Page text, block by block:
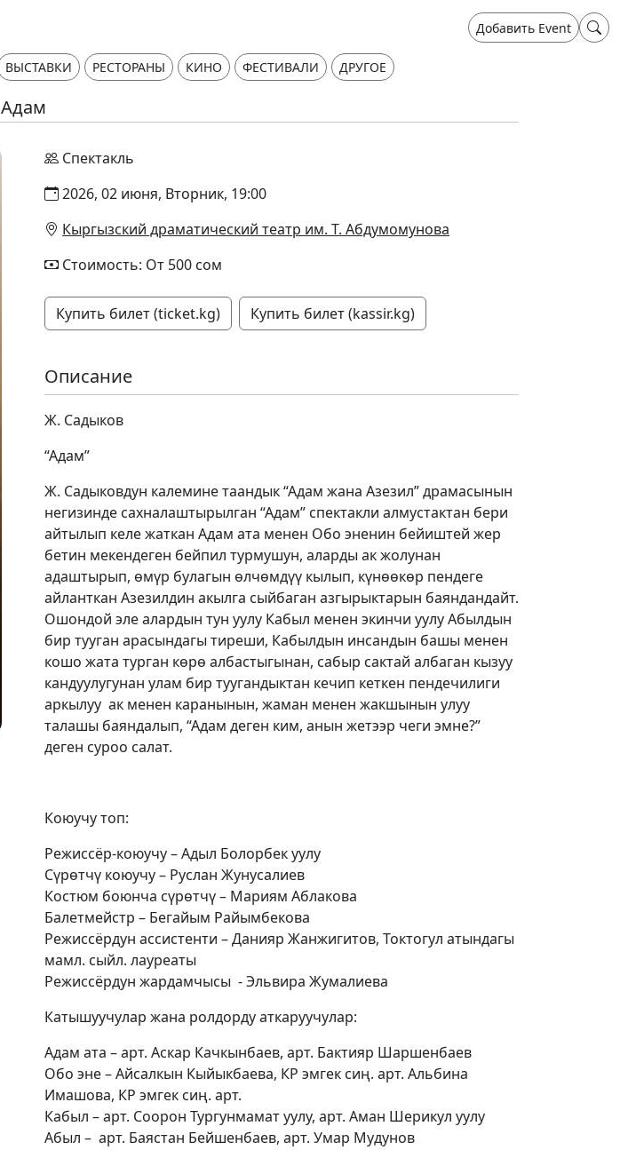
Добавить Event
ВЫСТАВКИ РЕСТОРАНЫ КИНО ФЕСТИВАЛИ ДРУГОЕ
Адам
Спектакль
2026, 02 июня, Вторник, 19:00
Кыргызский драматический театр им. Т. Абдумомунова
Стоимость: От 500 сом
Купить билет (ticket.kg) Купить билет (kassir.kg)
Описание
Ж. Садыков
“Адам”
Ж. Садыковдун калемине таандык “Адам жана Азезил” драмасынын
негизинде сахналаштырылган “Адам” спектакли алмустактан бери
айтылып келе жаткан Адам ата менен Обо эненин бейиштей жер
бетин мекендеген бейпил турмушун, аларды ак жолунан
адаштырып, өмүр булагын өлчөмдүү кылып, күнөөкөр пендеге
айланткан Азезилдин акылга сыйбаган азгырыктарын баяндандайт.
Ошондой эле алардын тун уулу Кабыл менен экинчи уулу Абылдын
бир тууган арасындагы тиреши, Кабылдын инсандын башы менен
кошо жата турган көрө албастыгынан, сабыр сактай албаган кызуу
кандуулугунан улам бир туугандыктан кечип кеткен пендечилиги
аркылуу ак менен каранынын, жаман менен жакшынын улуу
талашы баяндалып, “Адам деген ким, анын жетээр чеги эмне?”
деген суроо салат.
Коюучу топ:
Режиссёр-коюучу – Адыл Болорбек уулу
Сүрөтчү коюучу – Руслан Жунусалиев
Костюм боюнча сүрөтчү – Мариям Аблакова
Балетмейстр – Бегайым Райымбекова
Режиссёрдун ассистенти – Данияр Жанжигитов, Токтогул атындагы
мамл. сыйл. лауреаты
Режиссёрдун жардамчысы - Эльвира Жумалиева
Катышуучулар жана ролдорду аткаруучулар:
Адам ата – арт. Аскар Качкынбаев, арт. Бактияр Шаршенбаев
Обо эне – Айсалкын Кыйыкбаева, КР эмгек сиң. арт. Альбина
Имашова, КР эмгек сиң. арт.
Кабыл – арт. Соорон Тургунмамат уулу, арт. Аман Шерикул уулу
Абыл – арт. Баястан Бейшенбаев, арт. Умар Мудунов